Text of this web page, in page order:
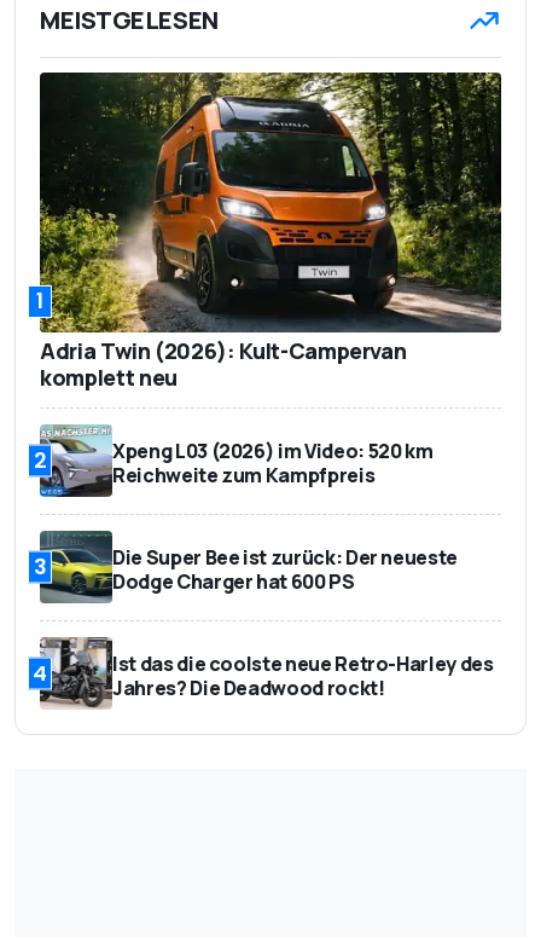
MEISTGELESEN
1
Adria Twin (2026): Kult-Campervan
komplett neu
2
Xpeng L03 (2026) im Video: 520 km
Reichweite zum Kampfpreis
3
Die Super Bee ist zurück: Der neueste
Dodge Charger hat 600 PS
4
Ist das die coolste neue Retro-Harley des
Jahres? Die Deadwood rockt!